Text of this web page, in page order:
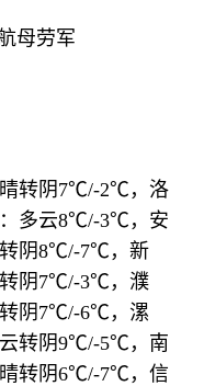
母劳军
转阴7℃/-2℃，洛
多云8℃/-3℃，安
阴8℃/-7℃，新
阴7℃/-3℃，濮
阴7℃/-6℃，漯
转阴9℃/-5℃，南
转阴6℃/-7℃，信